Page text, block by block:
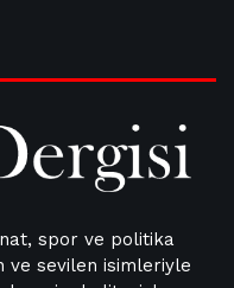
spor ve politika
ve sevilen isimleriyle